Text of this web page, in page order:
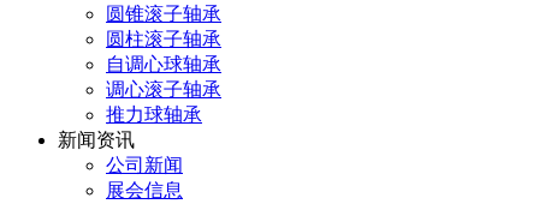
圆锥滚子轴承
圆柱滚子轴承
自调心球轴承
调心滚子轴承
推力球轴承
新闻资讯
公司新闻
展会信息